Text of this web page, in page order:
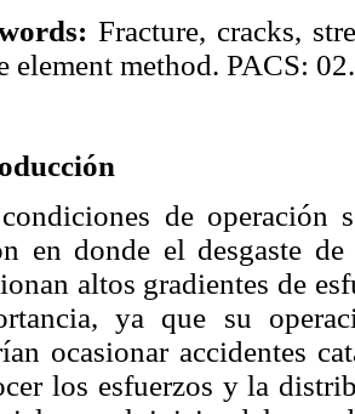
Fracture, cracks,
element method. PACS:
de operación
en donde el desgaste
altos gradientes de
ya que su
ocasionar accidentes
los esfuerzos y la